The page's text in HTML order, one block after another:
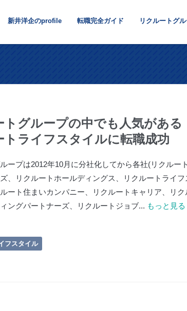
新井洋企のprofile 転職完全ガイド リクルートグ
トグループの中でも人気がある
トライフスタイルに転職成功
ープは2012年10月に分社化してから各社(リクルー
、リクルートホールディングス、リクルートライフ
ート住まいカンパニー、リクルートキャリア、リク
ングパートナーズ、リクルートジョブ... もっと見る
フスタイル